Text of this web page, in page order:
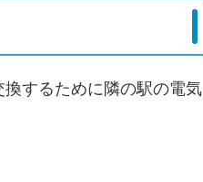
するために隣の駅の電気